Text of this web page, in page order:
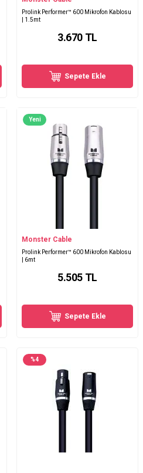
Prolink Performer™ 600 Mikrofon Kablosu
| 1.5mt
3.670 TL
Sepete Ekle
Yeni
Monster Cable
Prolink Performer™ 600 Mikrofon Kablosu
| 6mt
5.505 TL
Sepete Ekle
%4